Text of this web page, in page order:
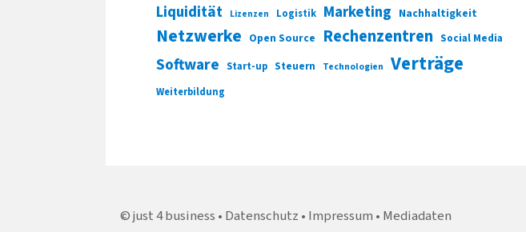
Liquidität Lizenzen Logistik Marketing Nachhaltigkeit
Netzwerke Open Source Rechenzentren Social Media
Software Start-up Steuern Technologien Verträge
Weiterbildung
just 4 business Datenschutz Impressum Mediadaten